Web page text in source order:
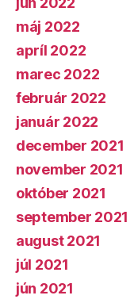
máj 2022
apríl 2022
marec 2022
február 2022
január 2022
december 2021
november 2021
október 2021
september 2021
august 2021
júl 2021
jún 2021